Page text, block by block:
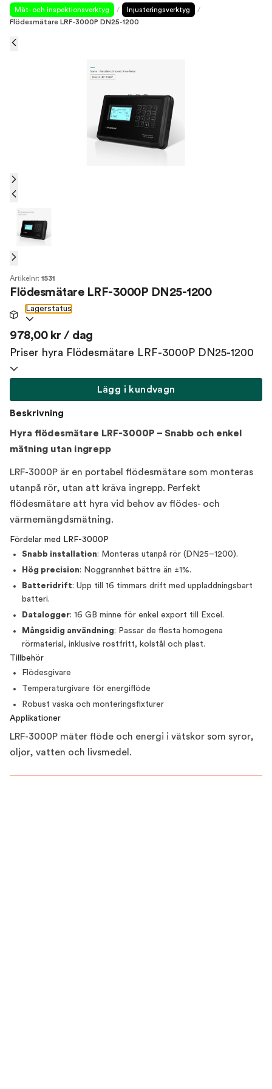
Mät- och inspektionsverktyg / Injusteringsverktyg
/
Flödesmätare LRF-3000P DN25-1200
Artikelnr: 1531
Flödesmätare LRF-3000P DN25-1200
Lagerstatus
978,00 kr / dag
Priser hyra Flödesmätare LRF-3000P DN25-1200
Lägg i kundvagn
Beskrivning
Hyra flödesmätare LRF-3000P – Snabb och enkel
mätning utan ingrepp
LRF-3000P är en portabel flödesmätare som monteras
utanpå rör, utan att kräva ingrepp. Perfekt
flödesmätare att hyra vid behov av flödes- och
värmemängdsmätning.
Fördelar med LRF-3000P
Snabb installation: Monteras utanpå rör (DN25–1200).
Hög precision: Noggrannhet bättre än ±1%.
Batteridrift: Upp till 16 timmars drift med uppladdningsbart
batteri.
Datalogger: 16 GB minne för enkel export till Excel.
Mångsidig användning: Passar de flesta homogena
rörmaterial, inklusive rostfritt, kolstål och plast.
Tillbehör
Flödesgivare
Temperaturgivare för energiflöde
Robust väska och monteringsfixturer
Applikationer
LRF-3000P mäter flöde och energi i vätskor som syror,
oljor, vatten och livsmedel.